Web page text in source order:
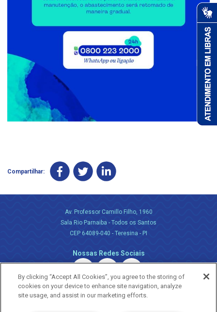
Compartilhar:
Av. Professor Camillo Filho, 1960
Sala Rio Parnaiba - Todos os Santos
CEP 64089-040 - Teresina - PI
Nossas Redes Sociais
By clicking “Accept All Cookies”, you agree to the storing of
cookies on your device to enhance site navigation, analyze
site usage, and assist in our marketing efforts.